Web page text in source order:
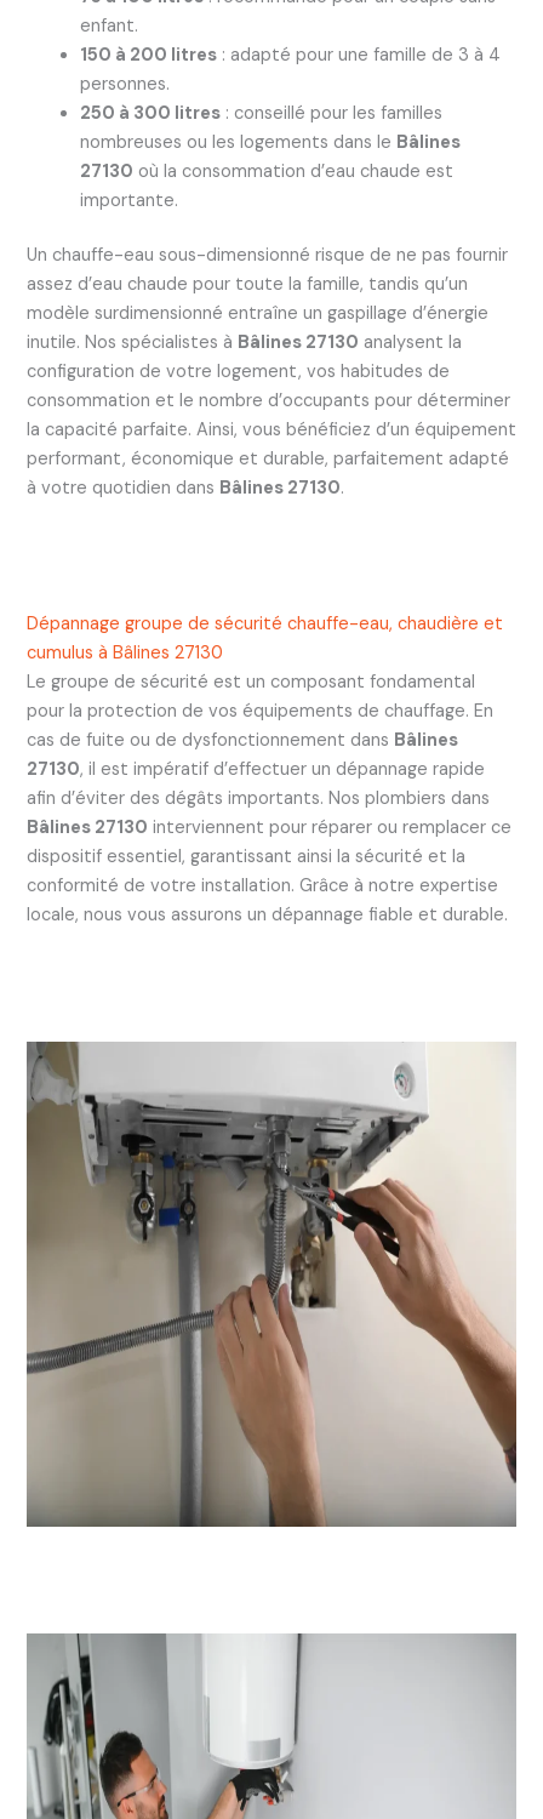
enfant.
150 à 200 litres: adapté pour une famille de 3 à 4
personnes.
250 à 300 litres: conseillé pour les familles
nombreuses ou les logements dans le Bâlines
27130 où la consommation d’eau chaude est
importante.
Un chauffe-eau sous-dimensionné risque de ne pas fournir
assez d’eau chaude pour toute la famille, tandis qu’un
modèle surdimensionné entraîne un gaspillage d’énergie
inutile. Nos spécialistes à Bâlines 27130 analysent la
configuration de votre logement, vos habitudes de
consommation et le nombre d’occupants pour déterminer
la capacité parfaite. Ainsi, vous bénéficiez d’un équipement
performant, économique et durable, parfaitement adapté
à votre quotidien dans Bâlines 27130.
Dépannage groupe de sécurité chauffe-eau, chaudière et
cumulus à Bâlines 27130
Le groupe de sécurité est un composant fondamental
pour la protection de vos équipements de chauffage. En
cas de fuite ou de dysfonctionnement dans Bâlines
27130, il est impératif d’effectuer un dépannage rapide
afin d’éviter des dégâts importants. Nos plombiers dans
Bâlines 27130 interviennent pour réparer ou remplacer ce
dispositif essentiel, garantissant ainsi la sécurité et la
conformité de votre installation. Grâce à notre expertise
locale, nous vous assurons un dépannage fiable et durable.